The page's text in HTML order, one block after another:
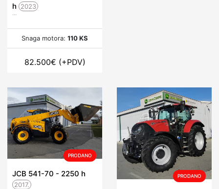
h
2023
...
Snaga motora: 110 KS
82.500€ (+PDV)
PRODANO
JCB 541-70 - 2250 h
2017.
PRODANO